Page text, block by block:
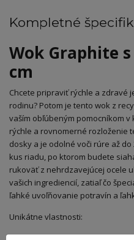
Kompletné
Wok Graphite
cm
Chcete pripraviť rýchle a zdravé
rodinu? Potom je tento wok z
vaším obľúbeným pomocníkom
rýchle a rovnomerné rozloženie
dosky a je odolné voči rúre až
kus riadu, po ktorom budete
rukoväť z nehrdzavejúcej ocele
vašich ingrediencií, zatiaľ čo
ľahké uvoľňovanie potravín a
Unikátne vlastnosti: